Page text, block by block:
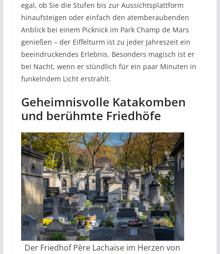
egal, ob Sie die Stufen bis zur Aussichtsplattform
hinaufsteigen oder einfach den atemberaubenden
Anblick bei einem Picknick im Park Champ de Mars
genießen – der Eiffelturm ist zu jeder Jahreszeit ein
beeindruckendes Erlebnis. Besonders magisch ist er
bei Nacht, wenn er stündlich für ein paar Minuten in
funkelndem Licht erstrahlt.
Geheimnisvolle Katakomben
und berühmte Friedhöfe
Der Friedhof Père Lachaise im Herzen von